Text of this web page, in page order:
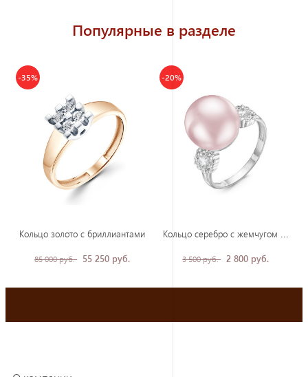
Популярные в разделе
-35%
Кольцо золото с бриллиантами
85 000 руб. 55 250 руб.
-20%
3 500 руб. 2 800 руб.